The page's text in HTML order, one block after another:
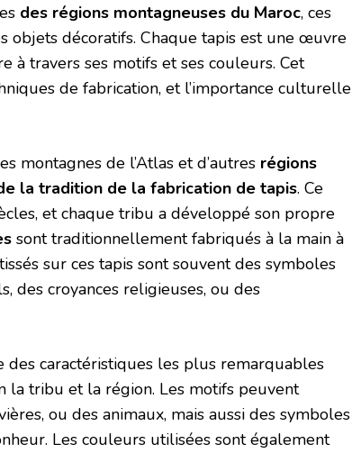
des régions montagneuses du Maroc, ces
objets décoratifs. Chaque tapis est une œuvre
à travers ses motifs et ses couleurs. Cet
de fabrication, et l’importance culturelle
montagnes de l’Atlas et d’autres régions
la tradition de la fabrication de tapis. Ce
et chaque tribu a développé son propre
sont traditionnellement fabriqués à la main à
sur ces tapis sont souvent des symboles
des croyances religieuses, ou des
des caractéristiques les plus remarquables
la tribu et la région. Les motifs peuvent
ou des animaux, mais aussi des symboles
Les couleurs utilisées sont également